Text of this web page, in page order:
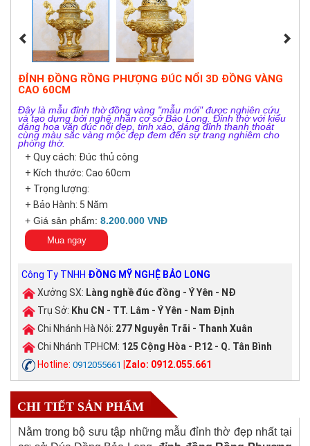
ĐỈNH ĐỒNG RỒNG PHƯỢNG ĐÚC NỔI 3D ĐỒNG VÀNG
CAO 60CM
Đây là mẫu đỉnh thờ đồng vàng "mẫu mới" được nghiên cứu
và tạo dựng bởi nghệ nhân cơ sở Bảo Long. Đỉnh thờ với kiểu
dáng hoa văn đúc nổi đẹp, tinh xảo, dáng đỉnh thanh thoát
cùng màu sắc vàng mộc đẹp đem đến sự trang nghiêm cho
phòng thờ.
+ Quy cách: Đúc thủ công
+ Kích thước: Cao 60cm
+ Trọng lượng:
+ Bảo Hành: 5 Năm
+ Giá sản phẩm: 8.200.000 VNĐ
Mua ngay
Công Ty TNHH ĐỒNG MỸ NGHỆ BẢO LONG
Xưởng SX: Làng nghề đúc đồng - Ý Yên - NĐ
Trụ Sở: Khu CN - TT. Lâm - Ý Yên - Nam Định
Chi Nhánh Hà Nội: 277 Nguyễn Trãi - Thanh Xuân
Chi Nhánh TPHCM: 125 Cộng Hòa - P.12 - Q. Tân Bình
Hotline: 0912055661 |Zalo: 0912.055.661
CHI TIẾT SẢN PHẨM
Nằm trong bộ sưu tập những mẫu đỉnh thờ đẹp nhất tại